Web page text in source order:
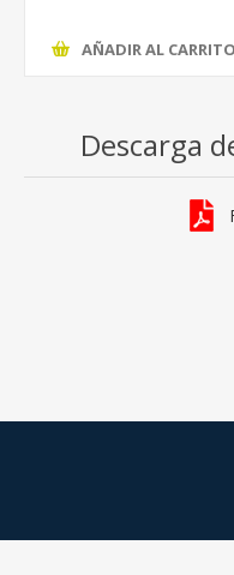
AÑADIR AL CARRITO
Descarga